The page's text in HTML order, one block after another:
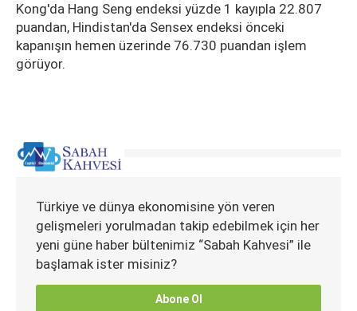
Kong'da Hang Seng endeksi yüzde 1 kayıpla 22.807
puandan, Hindistan'da Sensex endeksi önceki
kapanışın hemen üzerinde 76.730 puandan işlem
görüyor.
Türkiye ve dünya ekonomisine yön veren
gelişmeleri yorulmadan takip edebilmek için her
yeni güne haber bültenimiz “Sabah Kahvesi” ile
başlamak ister misiniz?
Abone Ol